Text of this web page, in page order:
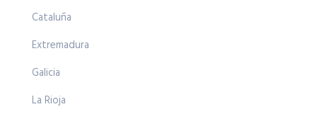
Cataluña
Extremadura
Galicia
La Rioja